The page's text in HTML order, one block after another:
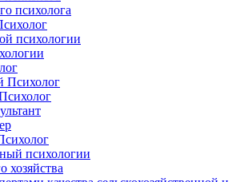
психолога
психологии
Психолог
психологии
хозяйства